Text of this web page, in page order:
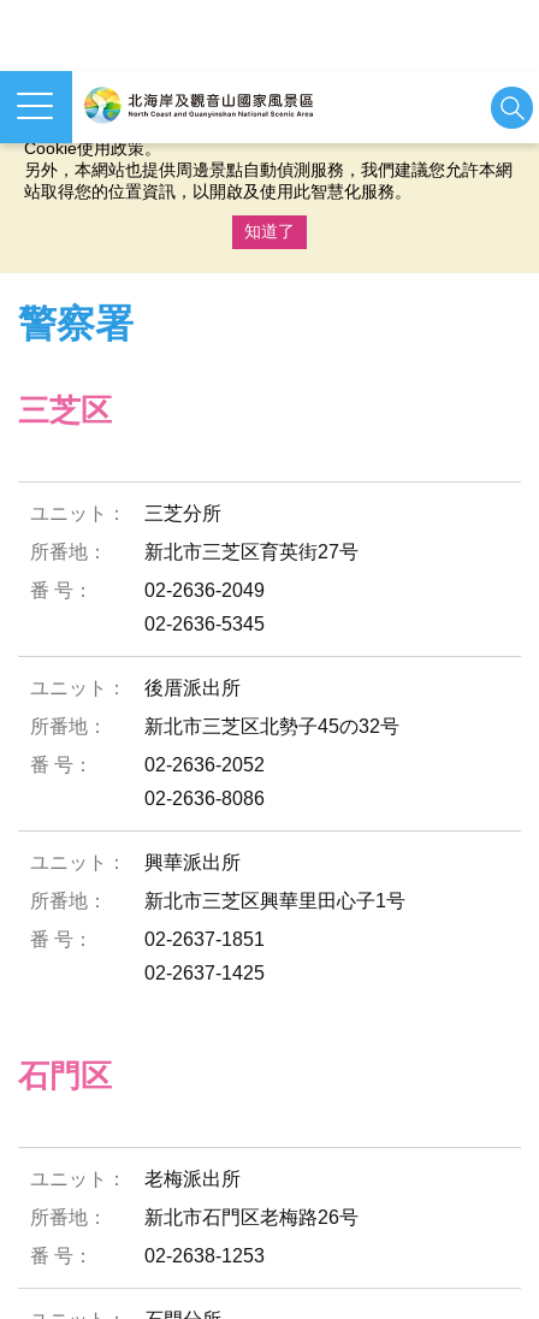
本網站使用cookies等相關技術以持續優化網站服務，並有助於為
您提供更佳的體驗，當您繼續使用本網站即表示您同意我們的
Cookie使用政策。
另外，本網站也提供周邊景點自動偵測服務，我們建議您允許本網
站取得您的位置資訊，以開啟及使用此智慧化服務。
知道了
警察署
三芝区
三芝分所
新北市三芝区育英街27号
02-2636-2049
02-2636-5345
後厝派出所
新北市三芝区北勢子45の32号
02-2636-2052
02-2636-8086
興華派出所
新北市三芝区興華里田心子1号
02-2637-1851
02-2637-1425
石門区
老梅派出所
新北市石門区老梅路26号
02-2638-1253